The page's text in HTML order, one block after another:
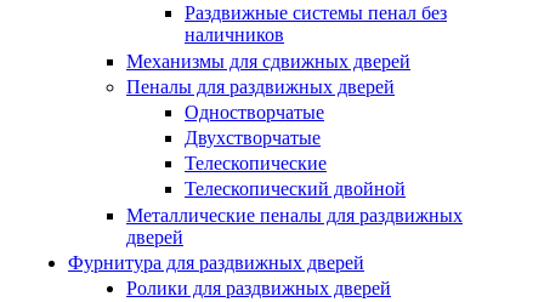
Раздвижные системы пенал без
наличников
Механизмы для сдвижных дверей
Пеналы для раздвижных дверей
Одностворчатые
Двухстворчатые
Телескопические
Телескопический двойной
Металлические пеналы для раздвижных
дверей
Фурнитура для раздвижных дверей
Ролики для раздвижных дверей